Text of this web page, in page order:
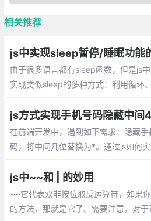
相关推荐
js中实现sleep暂停/睡眠功能
由于很多语言都有sleep函数，但是js
实现类似sleep的多种方式：利用循环
js方式实现手机号码隐藏中间
在前端开发中，遇到如下需求：隐藏手
码，将中间几位替换为*。通过js如何
方式：使用正则、通过长度截取。
js中~~和 | 的妙用
~~它代表双非按位取反运算符，如果
的方法，那就是它了。需要注意，对